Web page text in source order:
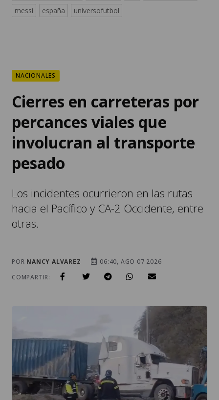
messi
españa universofutbol
NACIONALES
Cierres en carreteras por
percances viales que
involucran al transporte
pesado
Los incidentes ocurrieron en las rutas
hacia el Pacífico y CA-2 Occidente, entre
otras.
POR NANCY ALVAREZ
06:40, AGO 07 2026
COMPARTIR: